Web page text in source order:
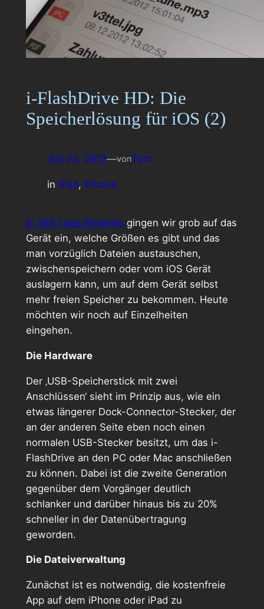
i-FlashDrive HD: Die
Speicherlösung für iOS (2)
Juli 24, 2013—vonTom
in iPad, iPhone
In Teil 1 des Reviews gingen wir grob auf das
Gerät ein, welche Größen es gibt und das
man vorzüglich Dateien austauschen,
zwischenspeichern oder vom iOS Gerät
auslagern kann, um auf dem Gerät selbst
mehr freien Speicher zu bekommen. Heute
möchten wir noch auf Einzelheiten
eingehen.
Die Hardware
Der ‚USB-Speicherstick mit zwei
Anschlüssen‘ sieht im Prinzip aus, wie ein
etwas längerer Dock-Connector-Stecker, der
an der anderen Seite eben noch einen
normalen USB-Stecker besitzt, um das i-
FlashDrive an den PC oder Mac anschließen
zu können. Dabei ist die zweite Generation
gegenüber dem Vorgänger deutlich
schlanker und darüber hinaus bis zu 20%
schneller in der Datenübertragung
geworden.
Die Dateiverwaltung
Zunächst ist es notwendig, die kostenfreie
App auf dem iPhone oder iPad zu